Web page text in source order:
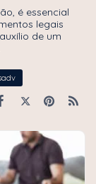
é essencial
legais
de um